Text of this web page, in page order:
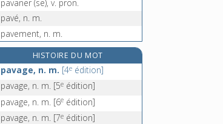
pavaner (se), v. pron.
pavé, n. m.
pavement, n. m.
paver, v. tr.
pavesade, n. f.
pavie, n. f.
pavillon, n. m.
HISTOIRE DU MOT
pavage, n. m. [4e édition]
pavage, n. m. [5e édition]
pavage, n. m. [6e édition]
pavage, n. m. [7e édition]